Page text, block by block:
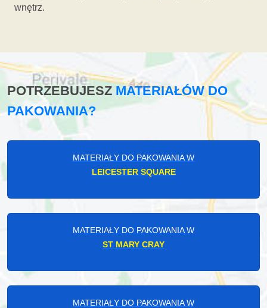
wnętrz.
POTRZEBUJESZMATERIAŁÓW DO
PAKOWANIA?
MATERIAŁY DO PAKOWANIA W
LEICESTER SQUARE
MATERIAŁY DO PAKOWANIA W
ST MARY CRAY
MATERIAŁY DO PAKOWANIA W